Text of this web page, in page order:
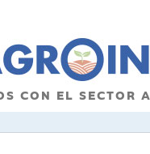
CON EL SECTOR